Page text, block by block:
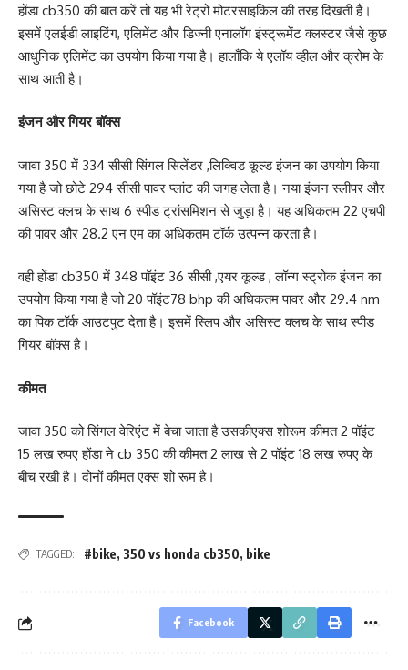
होंडा cb350 की बात करें तो यह भी रेट्रो मोटरसाइकिल की तरह दिखती है।
इसमें एलईडी लाइटिंग, एलिमेंट और डिज्नी एनालॉग इंस्ट्रूमेंट क्लस्टर जैसे कुछ
आधुनिक एलिमेंट का उपयोग किया गया है। हालाँकि ये एलॉय व्हील और क्रोम के
साथ आती है।
इंजन और गियर बॉक्स
जावा 350 में 334 सीसी सिंगल सिलेंडर ,लिक्विड कूल्ड इंजन का उपयोग किया
गया है जो छोटे 294 सीसी पावर प्लांट की जगह लेता है। नया इंजन स्लीपर और
असिस्ट क्लच के साथ 6 स्पीड ट्रांसमिशन से जुड़ा है। यह अधिकतम 22 एचपी
की पावर और 28.2 एन एम का अधिकतम टॉर्क उत्पन्न करता है।
वही होंडा cb350 में 348 पॉइंट 36 सीसी ,एयर कूल्ड , लॉन्ग स्ट्रोक इंजन का
उपयोग किया गया है जो 20 पॉइंट78 bhp की अधिकतम पावर और 29.4 nm
का पिक टॉर्क आउटपुट देता है। इसमें स्लिप और असिस्ट क्लच के साथ स्पीड
गियर बॉक्स है।
कीमत
जावा 350 को सिंगल वेरिएंट में बेचा जाता है उसकीएक्स शोरूम कीमत 2 पॉइंट
15 लख रुपए होंडा ने cb 350 की कीमत 2 लाख से 2 पॉइंट 18 लख रुपए के
बीच रखी है। दोनों कीमत एक्स शो रूम है।
TAGGED: #bike, 350 vs honda cb350, bike
Facebook